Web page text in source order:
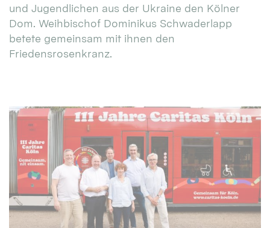
und Jugendlichen aus der Ukraine den Kölner
Dom. Weihbischof Dominikus Schwaderlapp
betete gemeinsam mit ihnen den
Friedensrosenkranz.